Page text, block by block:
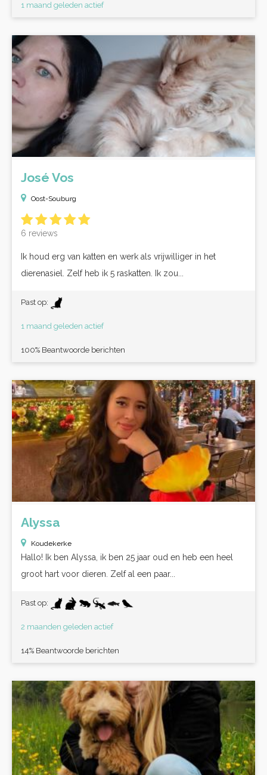
1 maand geleden actief
José Vos
Oost-Souburg
6 reviews
Ik houd erg van katten en werk als vrijwilliger in het
dierenasiel. Zelf heb ik 5 raskatten. Ik zou...
Past op:
1 maand geleden actief
100% Beantwoorde berichten
Alyssa
Koudekerke
Hallo! Ik ben Alyssa, ik ben 25 jaar oud en heb een heel
groot hart voor dieren. Zelf al een paar...
Past op:
2 maanden geleden actief
14% Beantwoorde berichten